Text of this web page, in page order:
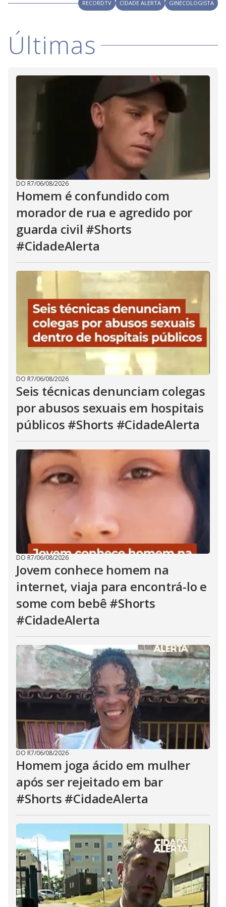
V
i
d
e
o
d RECORDTV CIDADE ALERTA GINECOLOGISTA
Últimas
DO R7/06/08/2026
Homem é confundido com
morador de rua e agredido por
guarda civil #Shorts
#CidadeAlerta
DO R7/06/08/2026
Seis técnicas denunciam colegas
por abusos sexuais em hospitais
públicos #Shorts #CidadeAlerta
DO R7/06/08/2026
Jovem conhece homem na
internet, viaja para encontrá-lo e
some com bebê #Shorts
#CidadeAlerta
DO R7/06/08/2026
Homem joga ácido em mulher
após ser rejeitado em bar
#Shorts #CidadeAlerta